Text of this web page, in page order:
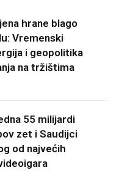
hrane blago
Vremenski
i geopolitika
na tržištima
55 milijardi
zet i Saudijci
od najvećih